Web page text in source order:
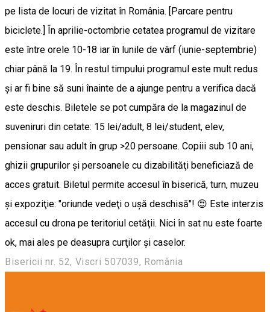
pe lista de locuri de vizitat în România. [Parcare pentru
biciclete.] În aprilie-octombrie cetatea programul de vizitare
este între orele 10-18 iar în lunile de vârf (iunie-septembrie)
chiar până la 19. În restul timpului programul este mult redus
şi ar fi bine să suni înainte de a ajunge pentru a verifica dacă
este deschis. Biletele se pot cumpăra de la magazinul de
suveniruri din cetate: 15 lei/adult, 8 lei/student, elev,
pensionar sau adult în grup >20 persoane. Copiii sub 10 ani,
ghizii grupurilor şi persoanele cu dizabilităţi beneficiază de
acces gratuit. Biletul permite accesul în biserică, turn, muzeu
şi expoziţie: "oriunde vedeţi o uşă deschisă"! 😍 Este interzis
accesul cu drona pe teritoriul cetăţii. Nici în sat nu este foarte
ok, mai ales pe deasupra curţilor şi caselor.
Bisericii nr. 52, Viscri 507039, România